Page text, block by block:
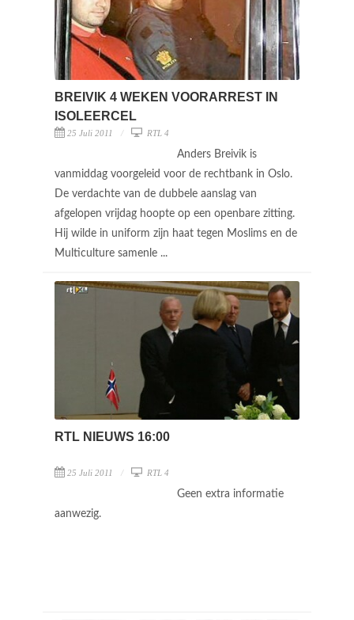
BREIVIK 4 WEKEN VOORARREST IN
ISOLEERCEL
25 Juli 2011 RTL 4
Anders Breivik is
vanmiddag voorgeleid voor de rechtbank in Oslo.
De verdachte van de dubbele aanslag van
afgelopen vrijdag hoopte op een openbare zitting.
Hij wilde in uniform zijn haat tegen Moslims en de
Multiculture samenle ...
RTL NIEUWS 16:00
25 Juli 2011 RTL 4
Geen extra informatie
aanwezig.